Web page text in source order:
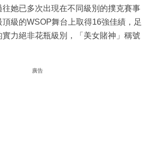
她已多次出現在不同級別的撲克賽事
級的WSOP舞台上取得16強佳績，足
實力絕非花瓶級別，「美女賭神」稱號
廣告